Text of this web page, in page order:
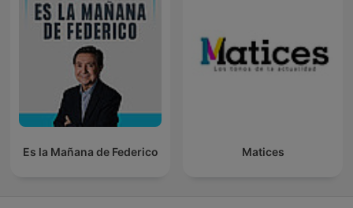
Es la Mañana de Federico Matices